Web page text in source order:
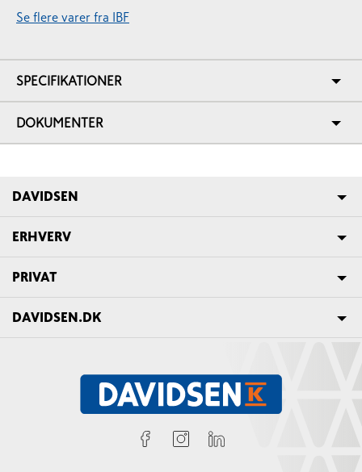
Se flere varer fra IBF
SPECIFIKATIONER
DOKUMENTER
DAVIDSEN
ERHVERV
PRIVAT
DAVIDSEN.DK